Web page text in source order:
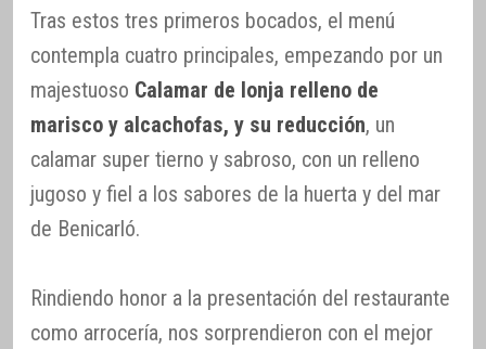
Tras estos tres primeros bocados, el menú
contempla cuatro principales, empezando por un
majestuoso Calamar de lonja relleno de
marisco y alcachofas, y su reducción, un
calamar super tierno y sabroso, con un relleno
jugoso y fiel a los sabores de la huerta y del mar
de Benicarló.
Rindiendo honor a la presentación del restaurante
como arrocería, nos sorprendieron con el mejor